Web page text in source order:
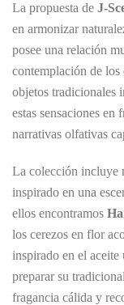
La propuesta de J-
en armonizar
posee una relación
contemplación de los
objetos tradicionales
estas sensaciones en
narrativas olfativas
La colección incluye
inspirado en una
ellos encontramos
los cerezos en flor
inspirado en el
preparar su
fragancia cálida y